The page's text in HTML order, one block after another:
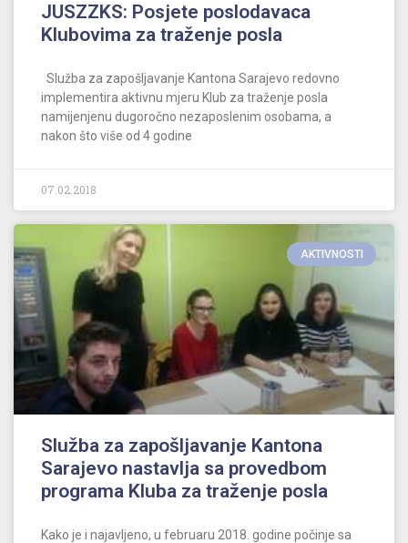
JUSZZKS: Posjete poslodavaca
Klubovima za traženje posla
Služba za zapošljavanje Kantona Sarajevo redovno
implementira aktivnu mjeru Klub za traženje posla
namijenjenu dugoročno nezaposlenim osobama, a
nakon što više od 4 godine
07.02.2018
AKTIVNOSTI
Služba za zapošljavanje Kantona
Sarajevo nastavlja sa provedbom
programa Kluba za traženje posla
Kako je i najavljeno, u februaru 2018. godine počinje sa